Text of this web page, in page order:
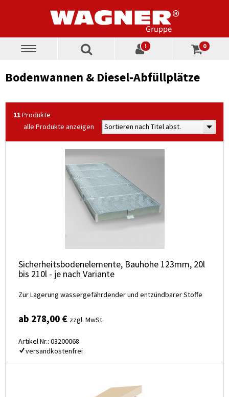
Toggle
! 0
Bodenwannen & Diesel-Abfüllplätze
11Produkte
Sortieren nach Titel abst.
alle Produkte anzeigen
Sicherheitsbodenelemente, Bauhöhe 123mm, 20l
bis 210l - je nach Variante
Zur Lagerung wassergefährdender und entzündbarer Stoffe
ab 278,00 € zzgl. MwSt.
Artikel Nr.: 03200068
versandkostenfrei